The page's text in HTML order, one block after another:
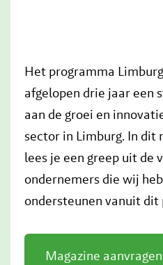
Het programma
afgelopen drie jaar een
aan de groei en
sector in Limburg. In dit
lees je een greep uit de
ondernemers die wij
ondersteunen vanuit dit
Magazine aanvragen